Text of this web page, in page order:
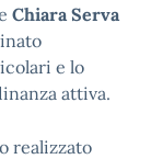
Chiara Serva
e lo
attiva.
realizzato